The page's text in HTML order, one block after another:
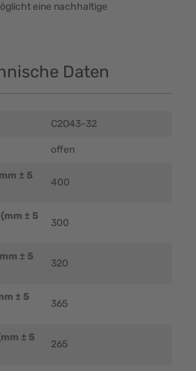
eine nachhaltige
Daten
C2O43-32
offen
± 5
400
± 5
300
± 5
320
± 5
365
± 5
265